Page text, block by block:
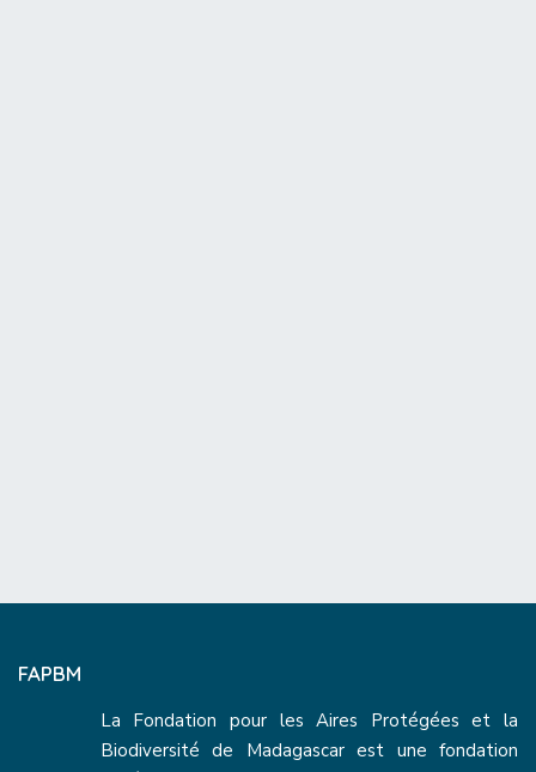
FAPBM
La Fondation pour les Aires Protégées et la
Biodiversité de Madagascar est une fondation